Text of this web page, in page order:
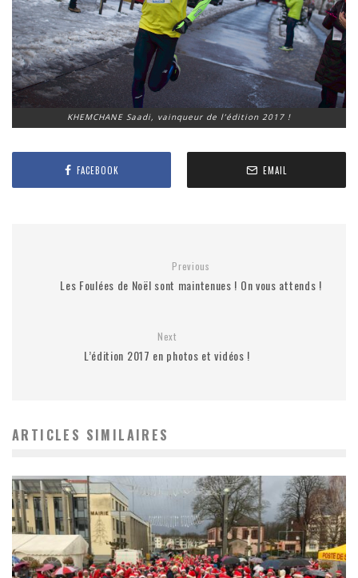
KHEMCHANE Saadi, vainqueur de l’édition 2017 !
FACEBOOK EMAIL
Previous
Les Foulées de Noël sont maintenues ! On vous attends !
Next
L’édition 2017 en photos et vidéos !
ARTICLES SIMILAIRES